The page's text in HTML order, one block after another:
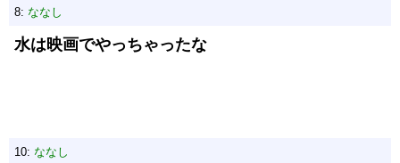
8: ななし
水は映画でやっちゃったな
10: ななし